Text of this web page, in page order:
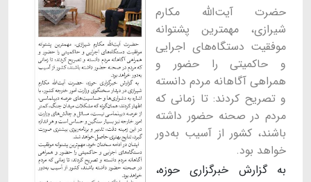
حضرت آیت‌الله مکارم
شیرازی، مهمترین پشتوانه
موفقیت دستگاه‌های اجرایی
و حاکمیتی را حضور و
همراهی آگاهانه مردم دانسته
و تصریح کردند: تا زمانی که
مردم در صحنه حضور داشته
باشند، کشور از آسیب به‌دور
خواهد بود.
به گزارش خبرگزاری حوزه،